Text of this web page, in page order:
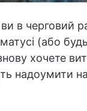
в черговий
(або
хочете
надоумити